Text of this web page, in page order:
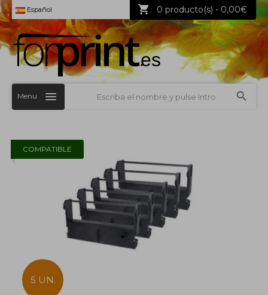
Español 0 producto(s) - 0,00€
Menu
COMPATIBLE
5 UN.